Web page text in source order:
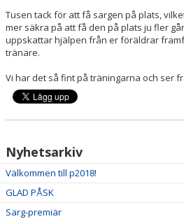
Tusen tack för att få sargen på plats,
mer säkra på att få den på plats ju fler
uppskattar hjälpen från er föräldrar
tränare.
Vi har det så fint på träningarna och ser
Nyhetsarkiv
Välkommen till p2018!
GLAD PÅSK
Sarg-premiär